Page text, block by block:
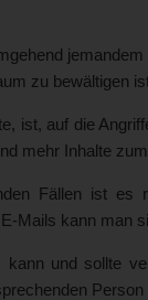
zu bewältigen
ist, auf die
mehr Inhalte
Fällen ist es
Mails kann man
und sollte